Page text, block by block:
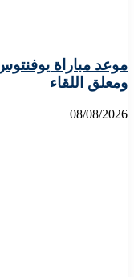
موعد مباراة يوفنتوس
ومعلق اللقاء
08/08/2026